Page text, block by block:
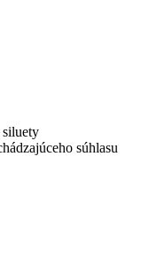
siluety
súhlasu